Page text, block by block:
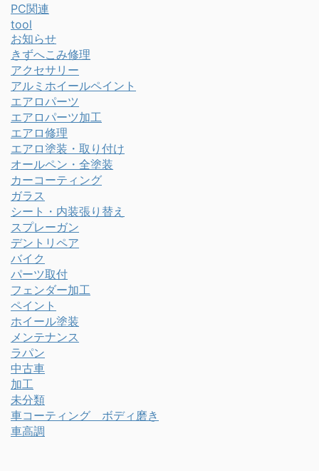
PC関連
tool
お知らせ
きずへこみ修理
アクセサリー
アルミホイールペイント
エアロパーツ
エアロパーツ加工
エアロ修理
エアロ塗装・取り付け
オールペン・全塗装
カーコーティング
ガラス
シート・内装張り替え
スプレーガン
デントリペア
バイク
パーツ取付
フェンダー加工
ペイント
ホイール塗装
メンテナンス
ラパン
中古車
加工
未分類
車コーティング ボディ磨き
車高調